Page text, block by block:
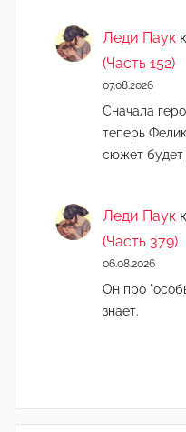
Леди Паук к
(Часть 152)
07.08.2026
Сначала
теперь
сюжет будет
Леди Паук к
(Часть 379)
06.08.2026
Он про
знает.